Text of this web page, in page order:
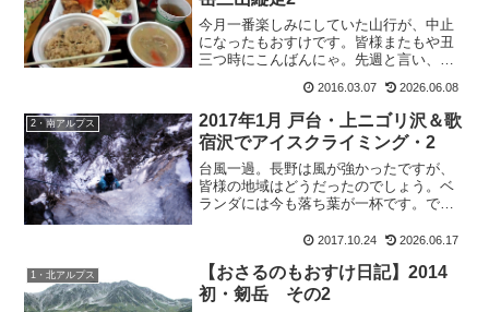
今月一番楽しみにしていた山行が、中止
になったもおすけです。皆様またもや丑
三つ時にこんばんにゃ。先週と言い、今
ないにしても、明日の山行はすんごい楽
しみにしていたのに欠席を促された感が
したので、残念ですが遠慮...
2016.03.07 2026.06.08
2・南アルプス
2017年1月 戸台・上ニゴリ沢＆歌
宿沢でアイスクライミング・2
台風一過。長野は風が強かったですが、
皆様の地域はどうだったのでしょう。ベ
ランダには今も落ち葉が一杯です。で、
新春アイスクライミングの報告です。戸
ミングスーパー林道にザッ...
2017.10.24 2026.06.17
1・北アルプス
【おさるのもおすけ日記】2014
初・剱岳 その2